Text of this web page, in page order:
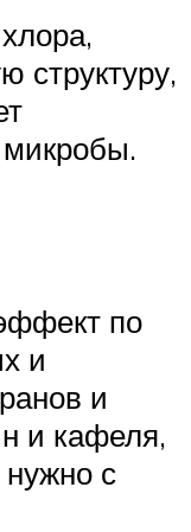
структуру,
микробы.
по
и
и
и кафеля,
нужно с